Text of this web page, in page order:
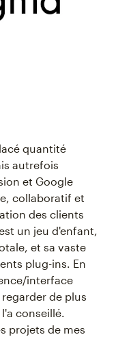
quantité
autrefois
et Google
collaboratif et
des clients
un jeu d'enfant,
et sa vaste
plug-ins. En
interface
de plus
conseillé.
projets de mes